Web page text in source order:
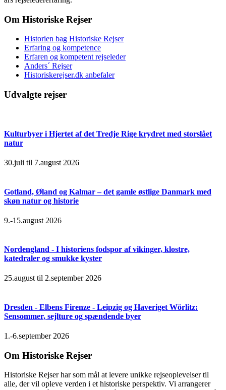
Om Historiske Rejser
Historien bag Historiske Rejser
Erfaring og kompetence
Erfaren og kompetent rejseleder
Anders´ Rejser
Historiskerejser.dk anbefaler
Udvalgte rejser
Kulturbyer i Hjertet af det Tredje Rige krydret med storslået
natur
30.juli til 7.august 2026
Gotland, Øland og Kalmar – det gamle østlige Danmark med
skøn natur og historie
9.-15.august 2026
Nordengland - I historiens fodspor af vikinger, klostre,
katedraler og smukke kyster
25.august til 2.september 2026
Dresden - Elbens Firenze - Leipzig og Haveriget Wörlitz:
Sensommer, sejlture og spændende byer
1.-6.september 2026
Om Historiske Rejser
Historiske Rejser har som mål at levere unikke rejseoplevelser til
alle, der vil opleve verden i et historiske perspektiv. Vi arrangerer